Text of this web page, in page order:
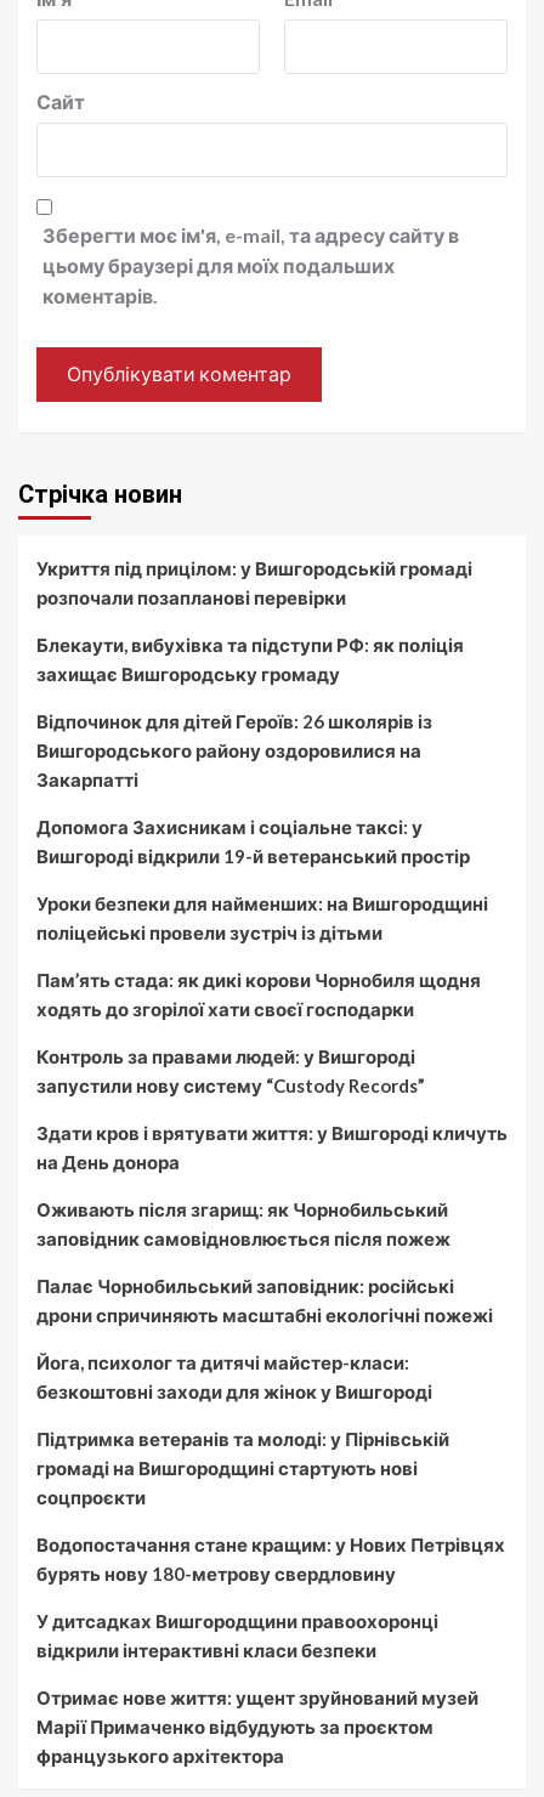
Сайт
Зберегти моє ім'я, e-mail, та адресу сайту в
цьому браузері для моїх подальших
коментарів.
Стрічка новин
Укриття під прицілом: у Вишгородській громаді
розпочали позапланові перевірки
Блекаути, вибухівка та підступи РФ: як поліція
захищає Вишгородську громаду
Відпочинок для дітей Героїв: 26 школярів із
Вишгородського району оздоровилися на
Закарпатті
Допомога Захисникам і соціальне таксі: у
Вишгороді відкрили 19-й ветеранський простір
Уроки безпеки для найменших: на Вишгородщині
поліцейські провели зустріч із дітьми
Пам’ять стада: як дикі корови Чорнобиля щодня
ходять до згорілої хати своєї господарки
Контроль за правами людей: у Вишгороді
запустили нову систему “Custody Records”
Здати кров і врятувати життя: у Вишгороді кличуть
на День донора
Оживають після згарищ: як Чорнобильський
заповідник самовідновлюється після пожеж
Палає Чорнобильський заповідник: російські
дрони спричиняють масштабні екологічні пожежі
Йога, психолог та дитячі майстер-класи:
безкоштовні заходи для жінок у Вишгороді
Підтримка ветеранів та молоді: у Пірнівській
громаді на Вишгородщині стартують нові
соцпроєкти
Водопостачання стане кращим: у Нових Петрівцях
бурять нову 180-метрову свердловину
У дитсадках Вишгородщини правоохоронці
відкрили інтерактивні класи безпеки
Отримає нове життя: ущент зруйнований музей
Марії Примаченко відбудують за проєктом
французького архітектора